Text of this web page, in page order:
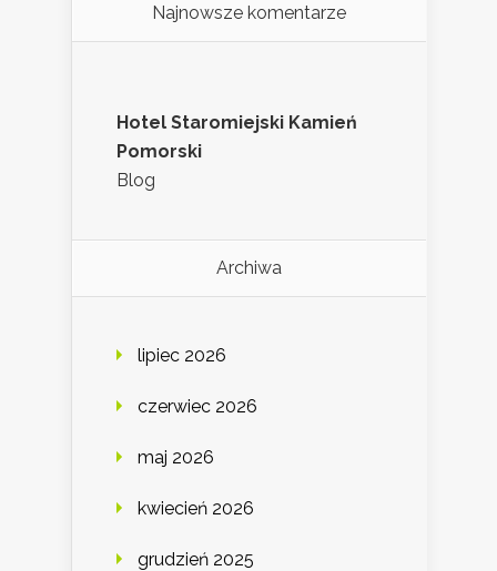
Najnowsze komentarze
Hotel Staromiejski Kamień
Pomorski
Blog
Archiwa
lipiec 2026
czerwiec 2026
maj 2026
kwiecień 2026
grudzień 2025